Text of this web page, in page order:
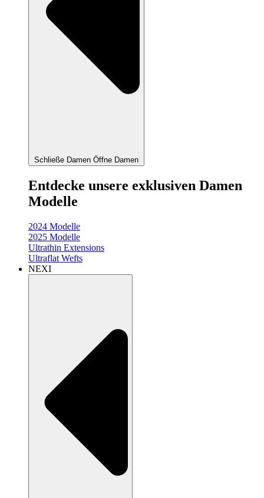
Schließe Damen Öffne Damen
Entdecke unsere exklusiven Damen
Modelle
2024 Modelle
2025 Modelle
Ultrathin Extensions
Ultraflat Wefts
NEXI